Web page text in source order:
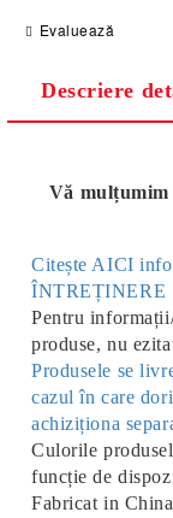
Evaluează
Descriere
Vă
Citește AICI
ÎNTREȚINERE
Pentru
produse, nu
Produsele se
cazul în care
achiziționa
Culorile
funcție de
Fabricat in